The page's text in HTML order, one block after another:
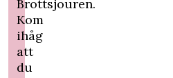
Brottsjouren.
Kom
ihåg
att
du